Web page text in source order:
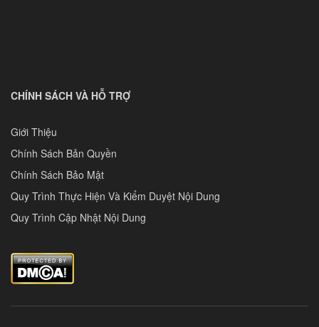
CHÍNH SÁCH VÀ HỖ TRỢ
Giới Thiệu
Chính Sách Bản Quyền
Chính Sách Bảo Mật
Quy Trình Thực Hiện Và Kiểm Duyệt Nội Dung
Quy Trình Cập Nhật Nội Dung